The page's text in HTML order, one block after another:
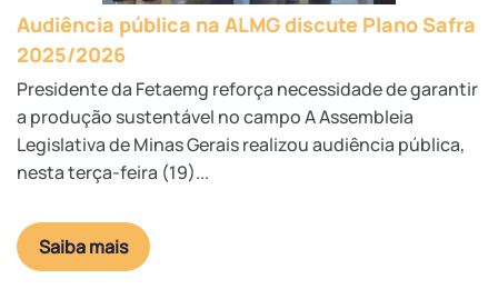
Audiência pública na ALMG discute Plano Safra
2025/2026
Presidente da Fetaemg reforça necessidade de garantir
a produção sustentável no campo A Assembleia
Legislativa de Minas Gerais realizou audiência pública,
nesta terça-feira (19)...
Saiba mais